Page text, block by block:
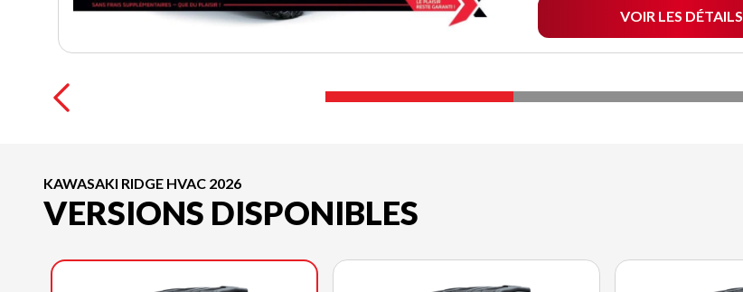
VOIR LES DÉTAILS
KAWASAKI RIDGE HVAC 2026
VERSIONS DISPONIBLES